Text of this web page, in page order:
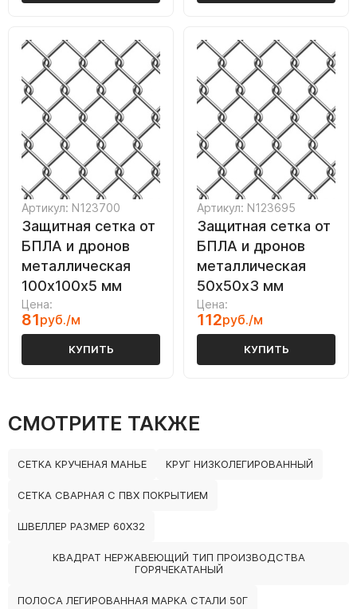
Артикул: N123700
Защитная сетка от
БПЛА и дронов
металлическая
100х100х5 мм
Цена:
81руб./м
КУПИТЬ
Артикул: N123695
Защитная сетка от
БПЛА и дронов
металлическая
50х50х3 мм
Цена:
112руб./м
КУПИТЬ
СМОТРИТЕ ТАКЖЕ
СЕТКА КРУЧЕНАЯ МАНЬЕ КРУГ НИЗКОЛЕГИРОВАННЫЙ
СЕТКА СВАРНАЯ С ПВХ ПОКРЫТИЕМ
ШВЕЛЛЕР РАЗМЕР 60Х32
КВАДРАТ НЕРЖАВЕЮЩИЙ ТИП ПРОИЗВОДСТВА
ГОРЯЧЕКАТАНЫЙ
ПОЛОСА ЛЕГИРОВАННАЯ МАРКА СТАЛИ 50Г